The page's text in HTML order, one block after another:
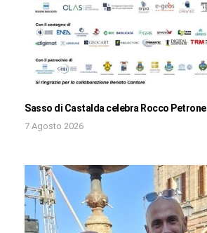
Sasso di Castalda celebra Rocco Petrone
7 Agosto 2026